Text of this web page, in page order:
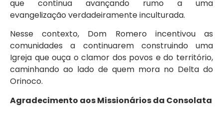
que continua avançando rumo a uma
evangelização verdadeiramente inculturada.
Nesse contexto, Dom Romero incentivou as
comunidades a continuarem construindo uma
Igreja que ouça o clamor dos povos e do território,
caminhando ao lado de quem mora no Delta do
Orinoco.
Agradecimento aos Missionários da Consolata